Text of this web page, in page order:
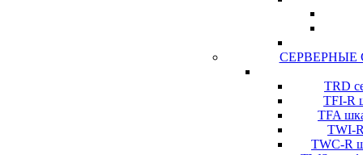
TRD
TFI-R
TFA
TWI-
TWC-R